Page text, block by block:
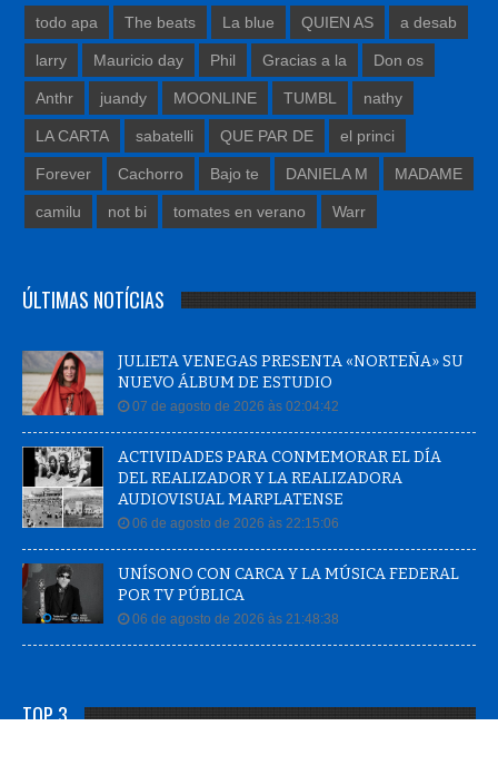
todo apa The beats La blue QUIEN AS a desab
larry Mauricio day Phil Gracias a la Don os
Anthr juandy MOONLINE TUMBL nathy
LA CARTA sabatelli QUE PAR DE el princi
Forever Cachorro Bajo te DANIELA M MADAME
camilu not bi tomates en verano Warr
ÚLTIMAS NOTÍCIAS
JULIETA VENEGAS PRESENTA «NORTEÑA» SU
NUEVO ÁLBUM DE ESTUDIO
07 de agosto de 2026 às 02:04:42
ACTIVIDADES PARA CONMEMORAR EL DÍA
DEL REALIZADOR Y LA REALIZADORA
AUDIOVISUAL MARPLATENSE
06 de agosto de 2026 às 22:15:06
UNÍSONO CON CARCA Y LA MÚSICA FEDERAL
POR TV PÚBLICA
06 de agosto de 2026 às 21:48:38
TOP 3